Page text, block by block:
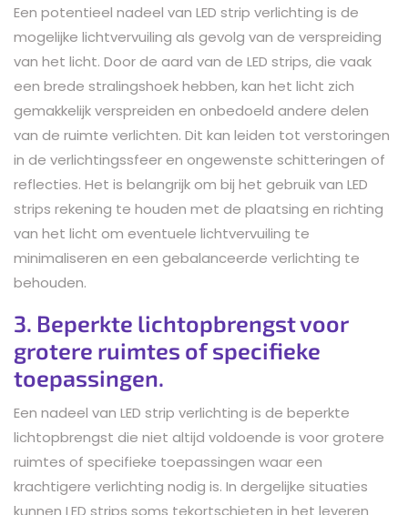
Een potentieel nadeel van LED strip verlichting is de
mogelijke lichtvervuiling als gevolg van de verspreiding
van het licht. Door de aard van de LED strips, die vaak
een brede stralingshoek hebben, kan het licht zich
gemakkelijk verspreiden en onbedoeld andere delen
van de ruimte verlichten. Dit kan leiden tot verstoringen
in de verlichtingssfeer en ongewenste schitteringen of
reflecties. Het is belangrijk om bij het gebruik van LED
strips rekening te houden met de plaatsing en richting
van het licht om eventuele lichtvervuiling te
minimaliseren en een gebalanceerde verlichting te
behouden.
3. Beperkte lichtopbrengst voor
grotere ruimtes of specifieke
toepassingen.
Een nadeel van LED strip verlichting is de beperkte
lichtopbrengst die niet altijd voldoende is voor grotere
ruimtes of specifieke toepassingen waar een
krachtigere verlichting nodig is. In dergelijke situaties
kunnen LED strips soms tekortschieten in het leveren